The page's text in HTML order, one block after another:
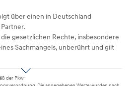
über einen in Deutschland
gesetzlichen Rechte, insbesondere
Sachmangels, unberührt und gilt
der Pkw-